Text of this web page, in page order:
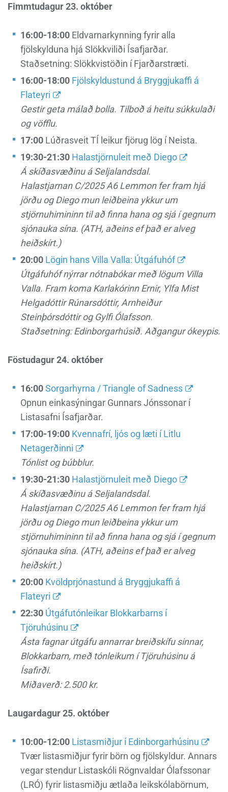
Fimmtudagur 23. október
16:00-18:00 Eldvarnarkynning fyrir alla
fjölskylduna hjá Slökkviliði Ísafjarðar.
Staðsetning: Slökkvistöðin í Fjarðarstræti.
16:00-18:00 Fjölskyldustund á Bryggjukaffi á
Flateyri
Gestir geta málað bolla. Tilboð á heitu súkkulaði
og vöfflu.
17:00 Lúðrasveit TÍ leikur fjörug lög í Neista.
19:30-21:30 Halastjörnuleit með Diego
Á skíðasvæðinu á Seljalandsdal.
Halastjarnan C/2025 A6 Lemmon fer fram hjá
jörðu og Diego mun leiðbeina ykkur um
stjörnuhimininn til að finna hana og sjá í gegnum
sjónauka sína. (ATH, aðeins ef það er alveg
heiðskírt.)
20:00 Lögin hans Villa Valla: Útgáfuhóf
Útgáfuhóf nýrrar nótnabókar með lögum Villa
Valla. Fram koma Karlakórinn Ernir, Ylfa Mist
Helgadóttir Rúnarsdóttir, Arnheiður
Steinþórsdóttir og Gylfi Ólafsson.
Staðsetning: Edinborgarhúsið. Aðgangur ókeypis.
Föstudagur 24. október
16:00Sorgarhyrna / Triangle of Sadness
Opnun einkasýningar Gunnars Jónssonar í
Listasafni Ísafjarðar.
17:00-19:00 Kvennafrí, ljós og læti í Litlu
Netagerðinni
Tónlist og búbblur.
19:30-21:30 Halastjörnuleit með Diego
Á skíðasvæðinu á Seljalandsdal.
Halastjarnan C/2025 A6 Lemmon fer fram hjá
jörðu og Diego mun leiðbeina ykkur um
stjörnuhimininn til að finna hana og sjá í gegnum
sjónauka sína. (ATH, aðeins ef það er alveg
heiðskírt.)
20:00 Kvöldprjónastund á Bryggjukaffi á
Flateyri
22:30 Útgáfutónleikar Blokkarbarns í
Tjöruhúsinu
Ásta fagnar útgáfu annarrar breiðskífu sinnar,
Blokkarbarn, með tónleikum í Tjöruhúsinu á
Ísafirði.
Miðaverð: 2.500 kr.
Laugardagur 25. október
10:00-12:00 Listasmiðjur í Edinborgarhúsinu
Tvær listasmiðjur fyrir börn og fjölskyldur. Annars
vegar stendur Listaskóli Rögnvaldar Ólafssonar
(LRÓ) fyrir listasmiðju ætlaða leikskólabörnum,